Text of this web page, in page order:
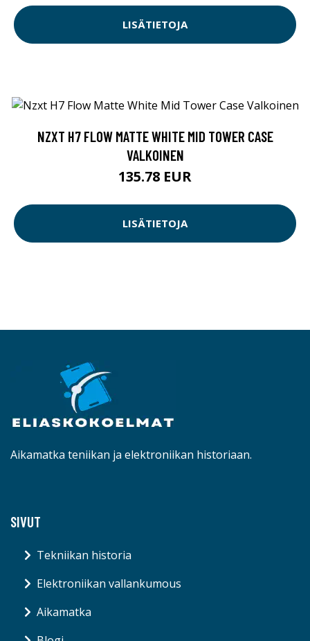
LISÄTIETOJA
NZXT H7 FLOW MATTE WHITE MID TOWER CASE
VALKOINEN
135.78 EUR
LISÄTIETOJA
Aikamatka teniikan ja elektroniikan historiaan.
SIVUT
Tekniikan historia
Elektroniikan vallankumous
Aikamatka